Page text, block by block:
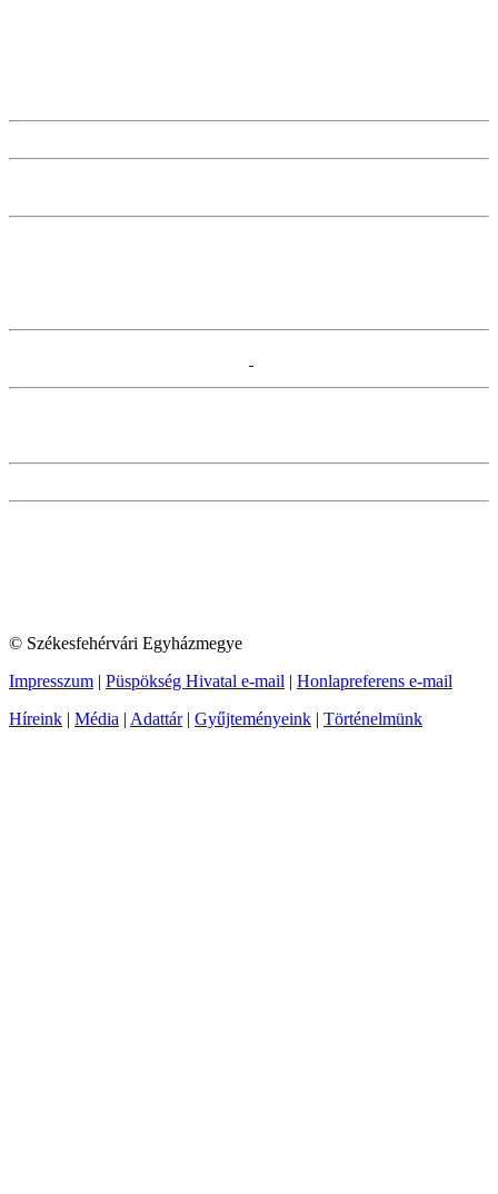
© Székesfehérvári Egyházmegye
Impresszum | Püspökség Hivatal e-mail | Honlapreferens e-mail
Híreink | Média | Adattár| Gyűjteményeink | Történelmünk